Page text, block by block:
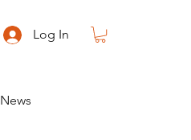
Log In
News